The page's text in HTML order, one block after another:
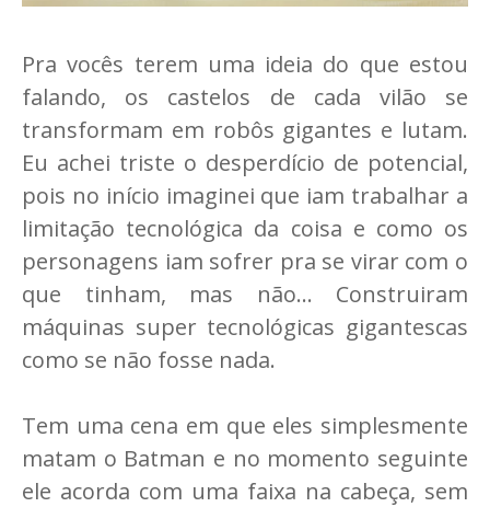
Pra vocês terem uma ideia do que estou
falando, os castelos de cada vilão se
transformam em robôs gigantes e lutam.
Eu achei triste o desperdício de potencial,
pois no início imaginei que iam trabalhar a
limitação tecnológica da coisa e como os
personagens iam sofrer pra se virar com o
que tinham, mas não... Construiram
máquinas super tecnológicas gigantescas
como se não fosse nada.
Tem uma cena em que eles simplesmente
matam o Batman e no momento seguinte
ele acorda com uma faixa na cabeça, sem